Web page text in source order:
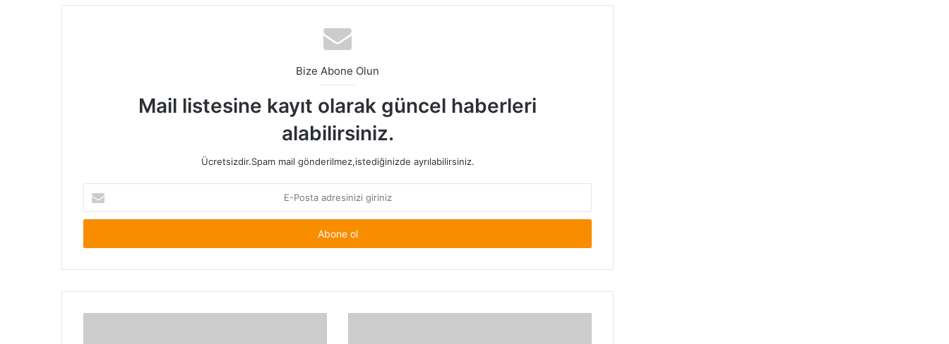
Bize Abone Olun
Mail listesine kayıt olarak güncel haberleri
alabilirsiniz.
Ücretsizdir.Spam mail gönderilmez,istediğinizde ayrılabilirsiniz.
Posta
adresinizi